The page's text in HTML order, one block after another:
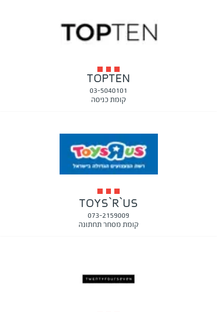
TOPTEN
03-5040101
קומת כניסה
TOYS`R`US
073-2159009
קומת מסחר תחתונה